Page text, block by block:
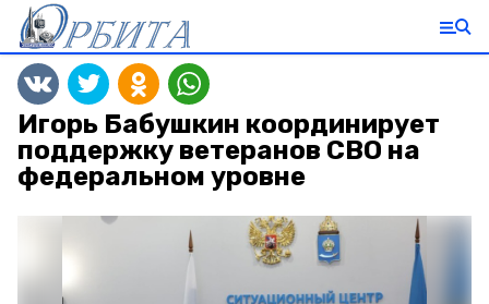
Игорь Бабушкин координирует
поддержку ветеранов СВО на
федеральном уровне